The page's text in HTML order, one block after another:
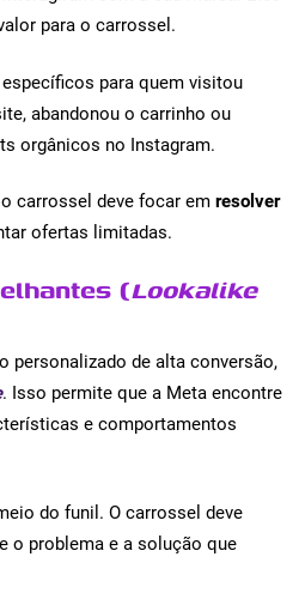
para o carrossel.
para quem visitou
abandonou o carrinho ou
orgânicos no Instagram.
carrossel deve focar em resolver
ofertas limitadas.
(Lookalike
personalizado de alta conversão,
. Isso permite que a Meta encontre
e comportamentos
do funil. O carrossel deve
o problema e a solução que